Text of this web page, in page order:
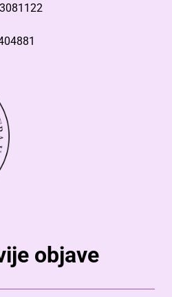
objave